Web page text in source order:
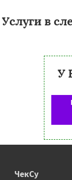
Услуги в
У
ЧекСу